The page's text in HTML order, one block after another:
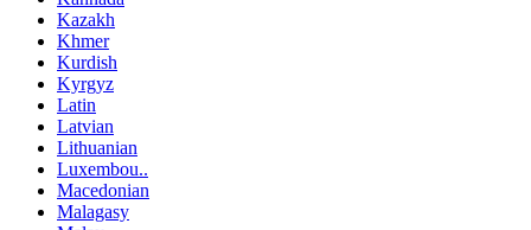
Kazakh
Khmer
Kurdish
Kyrgyz
Latin
Latvian
Lithuanian
Luxembou..
Macedonian
Malagasy